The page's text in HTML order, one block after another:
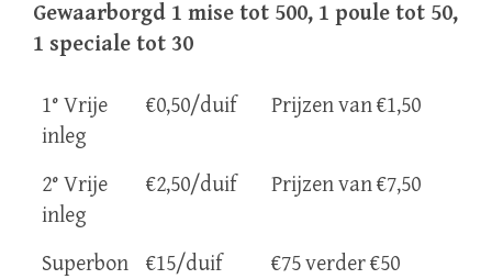
Gewaarborgd 1 mise tot 500, 1 poule tot 50,
1 speciale tot 30
1° Vrije
inleg
€0,50/duif Prijzen van €1,50
2° Vrije
inleg
€2,50/duif Prijzen van €7,50
Superbon €15/duif
€75 verder €50